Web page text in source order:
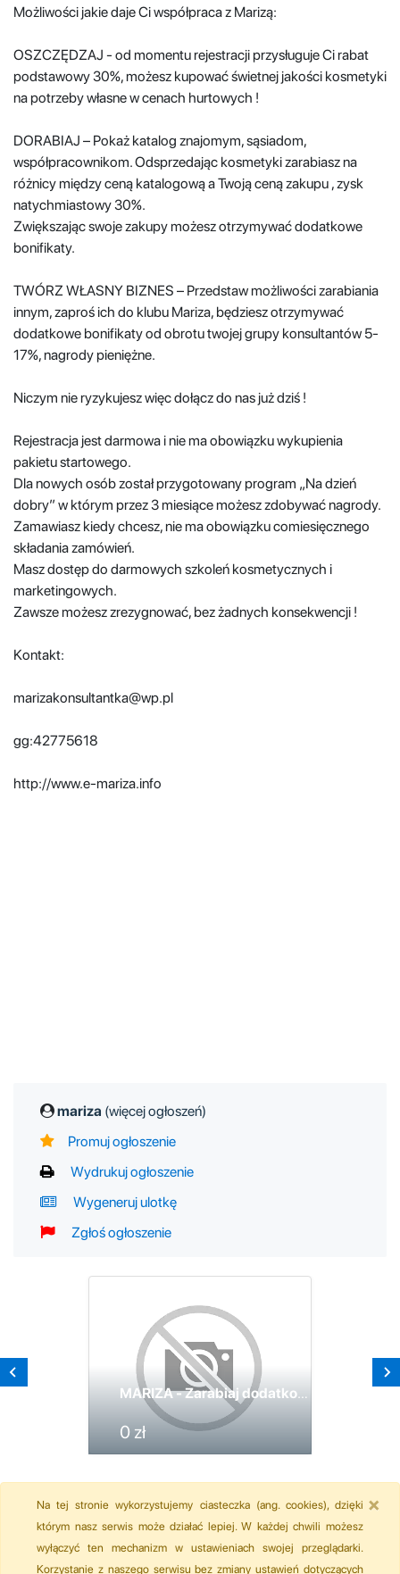
Możliwości jakie daje Ci współpraca z Marizą:
OSZCZĘDZAJ - od momentu rejestracji przysługuje Ci rabat
podstawowy 30%, możesz kupować świetnej jakości kosmetyki
na potrzeby własne w cenach hurtowych !
DORABIAJ – Pokaż katalog znajomym, sąsiadom,
współpracownikom. Odsprzedając kosmetyki zarabiasz na
różnicy między ceną katalogową a Twoją ceną zakupu , zysk
natychmiastowy 30%.
Zwiększając swoje zakupy możesz otrzymywać dodatkowe
bonifikaty.
TWÓRZ WŁASNY BIZNES – Przedstaw możliwości zarabiania
innym, zaproś ich do klubu Mariza, będziesz otrzymywać
dodatkowe bonifikaty od obrotu twojej grupy konsultantów 5-
17%, nagrody pieniężne.
Niczym nie ryzykujesz więc dołącz do nas już dziś !
Rejestracja jest darmowa i nie ma obowiązku wykupienia
pakietu startowego.
Dla nowych osób został przygotowany program „Na dzień
dobry” w którym przez 3 miesiące możesz zdobywać nagrody.
Zamawiasz kiedy chcesz, nie ma obowiązku comiesięcznego
składania zamówień.
Masz dostęp do darmowych szkoleń kosmetycznych i
marketingowych.
Zawsze możesz zrezygnować, bez żadnych konsekwencji !
Kontakt:
marizakonsultantka@wp.pl
gg:42775618
http://www.e-mariza.info
mariza (więcej ogłoszeń)
Promuj ogłoszenie
Wydrukuj ogłoszenie
Wygeneruj ulotkę
Zgłoś ogłoszenie
MARIZA - Zarabiaj dodatkowo lub na stałe
0 zł
Na tej stronie wykorzystujemy ciasteczka (ang. cookies), dzięki
którym nasz serwis może działać lepiej. W każdej chwili możesz
wyłączyć ten mechanizm w ustawieniach swojej przeglądarki.
Korzystanie z naszego serwisu bez zmiany ustawień dotyczących
×